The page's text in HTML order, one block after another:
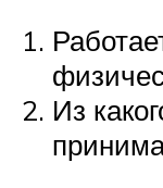
Из